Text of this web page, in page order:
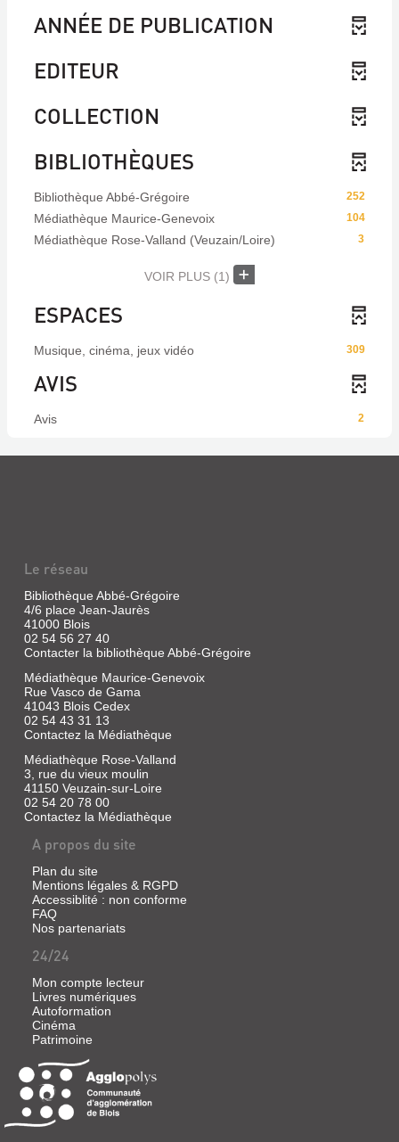
ANNÉE DE PUBLICATION
EDITEUR
COLLECTION
BIBLIOTHÈQUES
252
Bibliothèque Abbé-Grégoire
104
Médiathèque Maurice-Genevoix
3
Médiathèque Rose-Valland (Veuzain/Loire)
VOIR PLUS (1)
ESPACES
309
Musique, cinéma, jeux vidéo
AVIS
2
Avis
Le réseau
Bibliothèque Abbé-Grégoire
4/6 place Jean-Jaurès
41000 Blois
02 54 56 27 40
Contacter la bibliothèque Abbé-Grégoire
Médiathèque Maurice-Genevoix
Rue Vasco de Gama
41043 Blois Cedex
02 54 43 31 13
Contactez la Médiathèque
Médiathèque Rose-Valland
3, rue du vieux moulin
41150 Veuzain-sur-Loire
02 54 20 78 00
Contactez la Médiathèque
A propos du site
Plan du site
Mentions légales & RGPD
Accessiblité : non conforme
FAQ
Nos partenariats
24/24
Mon compte lecteur
Livres numériques
Autoformation
Cinéma
Patrimoine